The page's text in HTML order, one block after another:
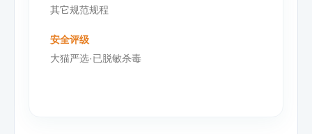
其它规范规程
安全评级
大猫严选·已脱敏杀毒